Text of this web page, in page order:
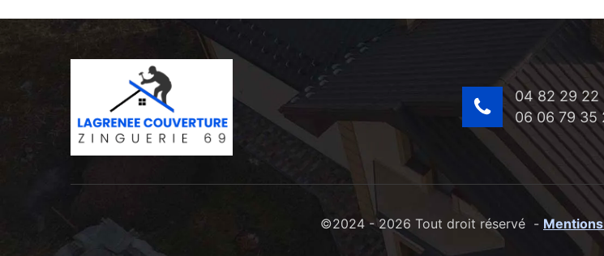
04 82 29 22
06 06 79 35
©2024 - 2026 Tout droit réservé -